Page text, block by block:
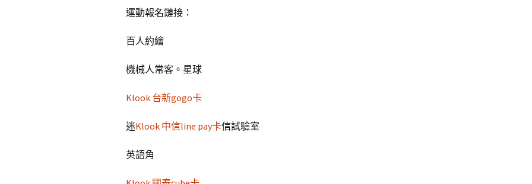
運動報名鏈接：
百人約繪
機械人常客。星球
Klook 台新gogo卡
迷Klook 中信line pay卡信試驗室
英語角